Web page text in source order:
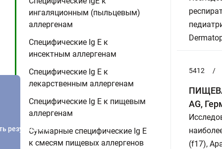
ингаляционным (пыльцевым)
аллергенам
Специфические Ig E к
инсектным аллергенам
Специфические Ig E к
лекарственным аллергенам
Специфические Ig E к пищевым
аллергенам
Суммарные специфические Ig E
к смесям пищевых аллергенов
5412 /
AG,
(f17),
результатов